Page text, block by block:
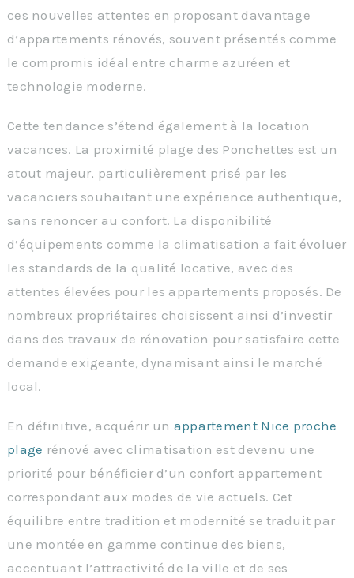
ces nouvelles attentes en proposant davantage
d’appartements rénovés, souvent présentés comme
le compromis idéal entre charme azuréen et
technologie moderne.
Cette tendance s’étend également à la location
vacances. La proximité plage des Ponchettes est un
atout majeur, particulièrement prisé par les
vacanciers souhaitant une expérience authentique,
sans renoncer au confort. La disponibilité
d’équipements comme la climatisation a fait évoluer
les standards de la qualité locative, avec des
attentes élevées pour les appartements proposés. De
nombreux propriétaires choisissent ainsi d’investir
dans des travaux de rénovation pour satisfaire cette
demande exigeante, dynamisant ainsi le marché
local.
En définitive, acquérir un appartement Nice proche
plage rénové avec climatisation est devenu une
priorité pour bénéficier d’un confort appartement
correspondant aux modes de vie actuels. Cet
équilibre entre tradition et modernité se traduit par
une montée en gamme continue des biens,
accentuant l’attractivité de la ville et de ses